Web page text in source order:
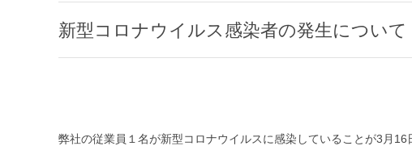
新型コロナウイルス感染者の発生について
弊社の従業員１名が新型コロナウイルスに感染していることが3月16